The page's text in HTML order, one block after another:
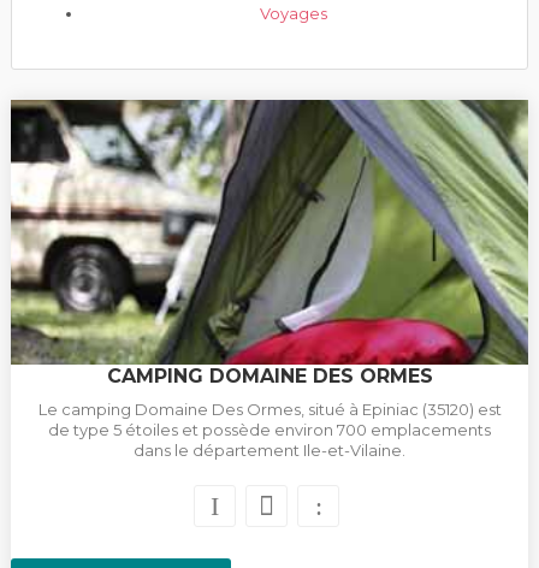
Voyages
CAMPING DOMAINE DES ORMES
Le camping Domaine Des Ormes, situé à Epiniac (35120) est
de type 5 étoiles et possède environ 700 emplacements
dans le département Ile-et-Vilaine.